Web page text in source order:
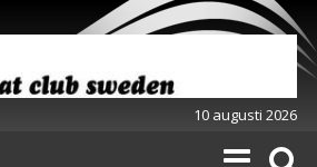
10 augusti 2026